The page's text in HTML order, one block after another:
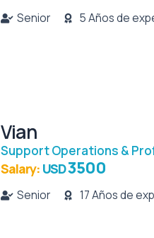
Senior 5 Años de
Vian
Support Operations &
Salary: USD3500
Senior 17 Años de